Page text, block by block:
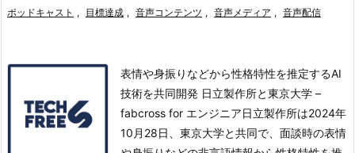
ポッドキャスト , 目標達成 , 音声コンテンツ , 音声メディア , 音声配信
表情や身振りなどから性格特性を推定するAI
技術を共同開発 日立製作所と東京大学 –
fabcross for エンジニア日立製作所は2024年
10月28日、東京大学と共同で、面談時の表情